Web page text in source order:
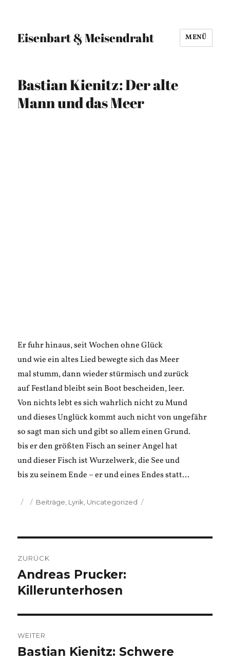
Eisenbart & Meisendraht MENÜ
Bastian Kienitz: Der alte
Mann und das Meer
Er fuhr hinaus, seit Wochen ohne Glück
und wie ein altes Lied bewegte sich das Meer
mal stumm, dann wieder stürmisch und zurück
auf Festland bleibt sein Boot bescheiden, leer.
Von nichts lebt es sich wahrlich nicht zu Mund
und dieses Unglück kommt auch nicht von ungefähr
so sagt man sich und gibt so allem einen Grund.
bis er den größten Fisch an seiner Angel hat
und dieser Fisch ist Wurzelwerk, die See und
bis zu seinem Ende – er und eines Endes statt…
Veröffentlicht
Kategorien
Beiträge Lyrik Uncategorized
ZURÜCK
Vorheriger
Beitrag:
Andreas Prucker:
Killerunterhosen
WEITER
Nächster
Bastian Kienitz: Schwere